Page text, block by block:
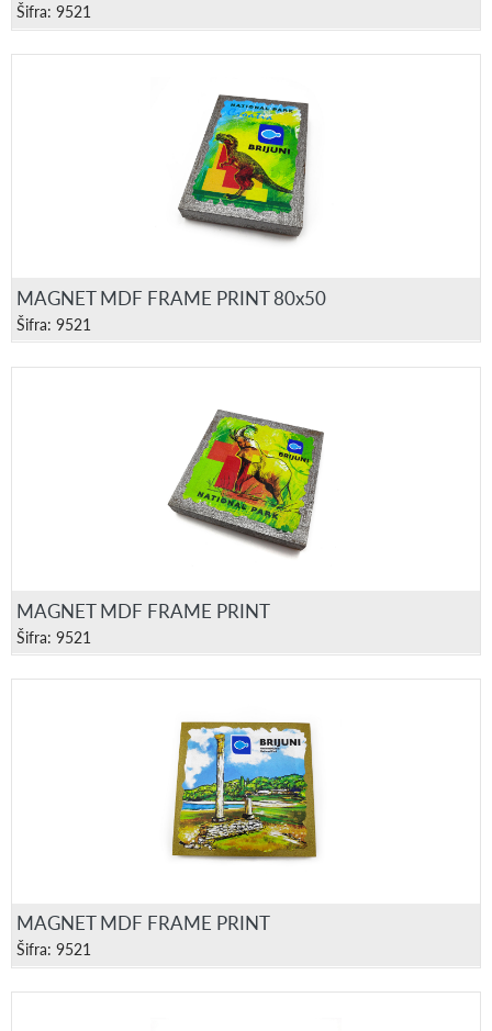
Šifra: 9521
MAGNET MDF FRAME PRINT 80x50
Šifra: 9521
MAGNET MDF FRAME PRINT
Šifra: 9521
MAGNET MDF FRAME PRINT
Šifra: 9521